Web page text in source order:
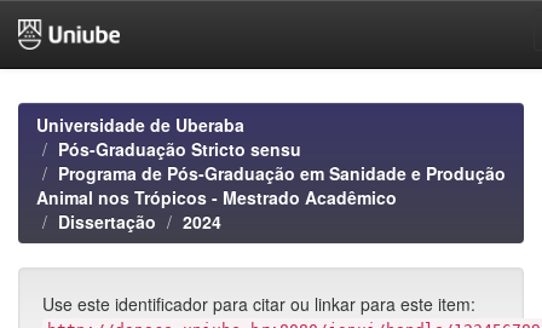
navigationUniversidade de Uberaba
Pós-Graduação Stricto sensu
Programa de Pós-Graduação em Sanidade e Produção
Animal nos Trópicos - Mestrado Acadêmico
Dissertação
2024
Use este identificador para citar ou linkar para este item: